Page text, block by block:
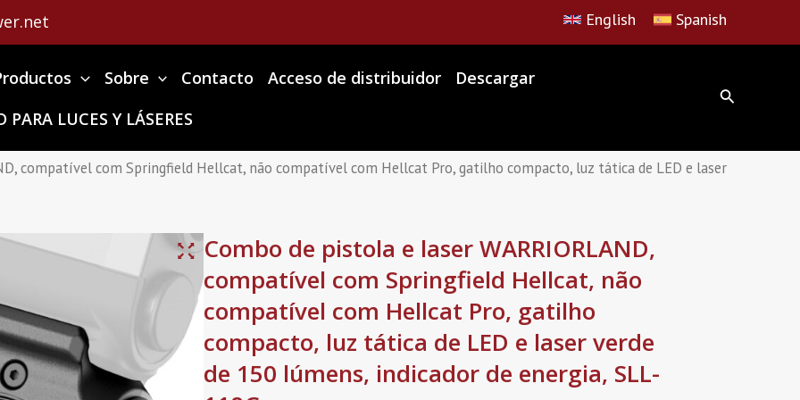
English Spanish
Sobre Contacto Acceso de distribuidor
Descargar
LUCES Y LÁSERES
compatível com Springfield Hellcat, não compatível com Hellcat Pro, gatilho compacto, luz tática de LED e laser
Combo de pistola e laser WARRIORLAND,
compatível com Springfield Hellcat, não
compatível com Hellcat Pro, gatilho
compacto, luz tática de LED e laser verde
de 150 lúmens, indicador de energia, SLL-